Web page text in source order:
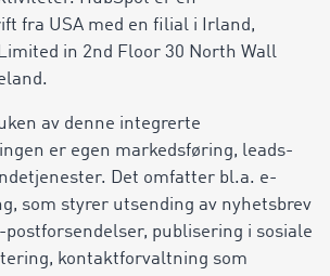
fra USA med en filial i Irland,
in 2nd Floor 30 North Wall
av denne integrerte
er egen markedsføring, leads-
Det omfatter bl.a. e-
som styrer utsending av nyhetsbrev
postforsendelser, publisering i sosiale
kontaktforvaltning som